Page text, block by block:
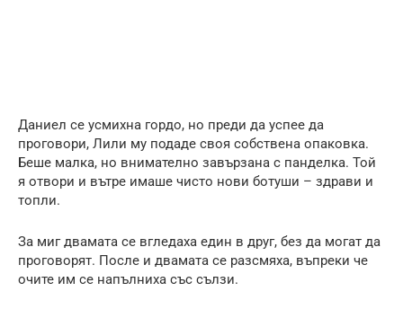
Даниел се усмихна гордо, но преди да успее да
проговори, Лили му подаде своя собствена опаковка.
Беше малка, но внимателно завързана с панделка. Той
я отвори и вътре имаше чисто нови ботуши – здрави и
топли.
За миг двамата се вгледаха един в друг, без да могат да
проговорят. После и двамата се разсмяха, въпреки че
очите им се напълниха със сълзи.